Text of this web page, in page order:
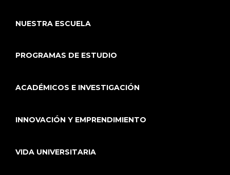
NUESTRA ESCUELA
PROGRAMAS DE ESTUDIO
ACADÉMICOS E INVESTIGACIÓN
INNOVACIÓN Y EMPRENDIMIENTO
VIDA UNIVERSITARIA